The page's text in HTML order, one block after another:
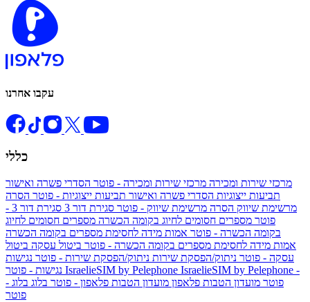
עקבו אחרנו
כללי
מרכזי שירות ומכירה מרכזי שירות ומכירה - פוטר הסדרי פשרה ואישור
תביעות ייצוגיות הסדרי פשרה ואישור תביעות ייצוגיות - פוטר הסרה
מרשימת שיווק הסרה מרשימת שיווק - פוטר סגירת דור 3
סגירת דור 3 -
פוטר מספרים חסומים לחיוג בקומה הכשרה מספרים חסומים לחיוג
בקומה הכשרה - פוטר אמות מידה לחסימת מספרים בקומה הכשרה
אמות מידה לחסימת מספרים בקומה הכשרה - פוטר ביטול עסקה ביטול
עסקה - פוטר ניתוק/הפסקת שירות ניתוק/הפסקת שירות - פוטר נגישות
IsraelieSIM by Pelephone IsraelieSIM by Pelephone -
פוטר מועדון הטבות פלאפון מועדון הטבות פלאפון - פוטר בלוג בלוג -
פוטר